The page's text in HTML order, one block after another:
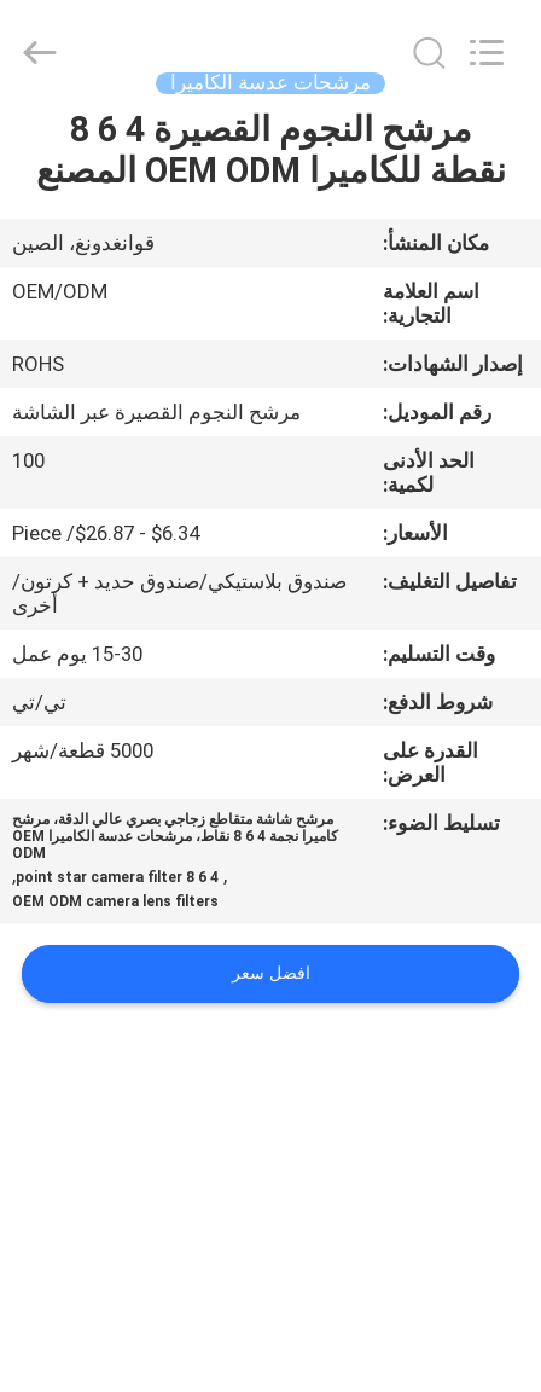
الصفحة
الرئيسية
منتجات
معلومات
عنا
جولة
المعمل
مراقبة
الجودة
اتصل
اطلب
SITEMAP
Technology
مرشحات عدسة الكاميرا
مرشح النجوم القصيرة 4 6 8
نقطة للكاميرا OEM ODM المصنع
مكان المنشأ:
قوانغدونغ، الصين
اسم العلامة
التجارية:
OEM/ODM
إصدار الشهادات:
ROHS
رقم الموديل:
مرشح النجوم القصيرة عبر الشاشة
الحد الأدنى
لكمية:
100
الأسعار:
$6.34 - $26.87/ Piece
تفاصيل التغليف:
صندوق بلاستيكي/صندوق حديد + كرتون/
أخرى
وقت التسليم:
15-30 يوم عمل
شروط الدفع:
تي/تي
القدرة على
العرض:
5000 قطعة/شهر
تسليط الضوء:
مرشح شاشة متقاطع زجاجي بصري عالي الدقة، مرشح
كاميرا نجمة 4 6 8 نقاط، مرشحات عدسة الكاميرا OEM
ODM
,
4 6 8 point star camera filter
,
OEM ODM camera lens filters
افضل سعر